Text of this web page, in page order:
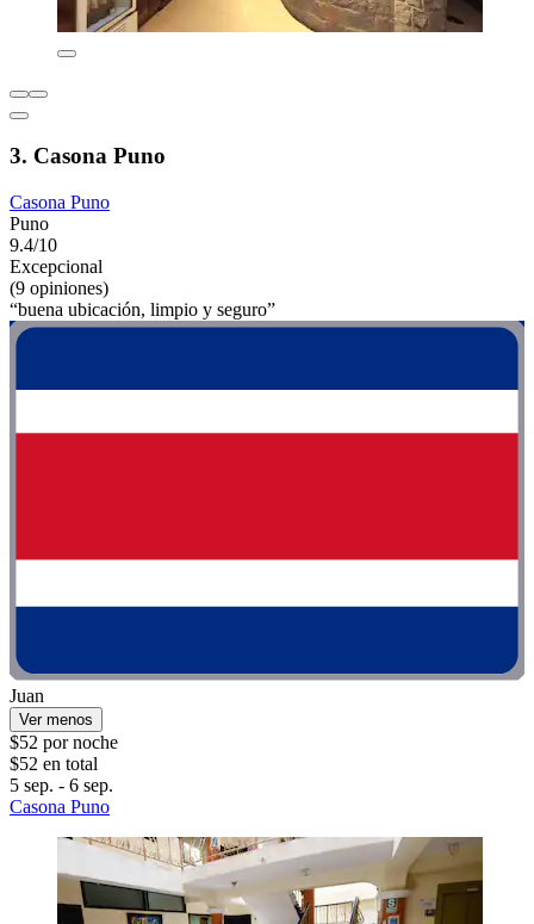
3. Casona Puno
Casona Puno
Puno
9.4/10
Excepcional
(9 opiniones)
“buena ubicación, limpio y seguro”
Juan
Ver menos
$52 por noche
$52 en total
5 sep. - 6 sep.
Casona Puno